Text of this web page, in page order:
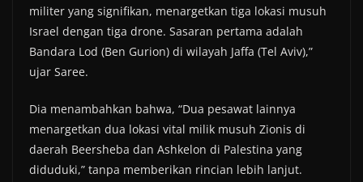
militer yang signifikan, menargetkan tiga lokasi musuh
Israel dengan tiga drone. Sasaran pertama adalah
Bandara Lod (Ben Gurion) di wilayah Jaffa (Tel Aviv),”
ujar Saree.
Dia menambahkan bahwa, “Dua pesawat lainnya
menargetkan dua lokasi vital milik musuh Zionis di
daerah Beersheba dan Ashkelon di Palestina yang
diduduki,” tanpa memberikan rincian lebih lanjut.